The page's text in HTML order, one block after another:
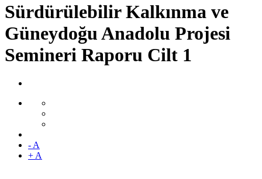
Sürdürülebilir Kalkınma ve
Güneydoğu Anadolu Projesi
Semineri Raporu Cilt 1
- A
+ A